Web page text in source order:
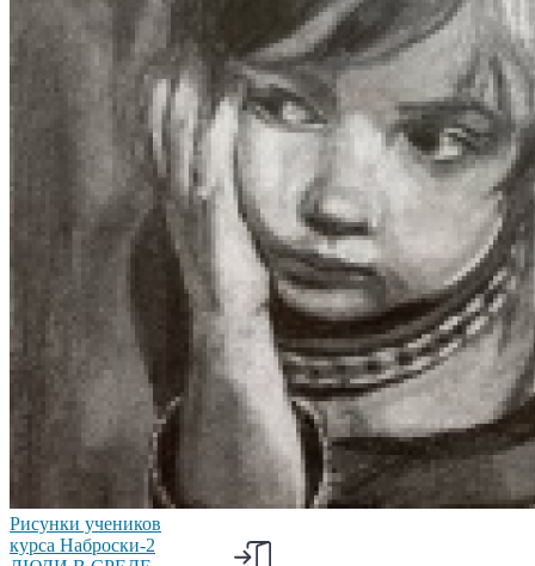
Рисунки учеников
курса Наброски-2